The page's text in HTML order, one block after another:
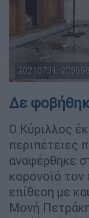
O
copyright
Δε
Ο Κύριλλος
περιπέτειες
αναφέρθηκε
κορονοϊό
επίθεση με
Μονή